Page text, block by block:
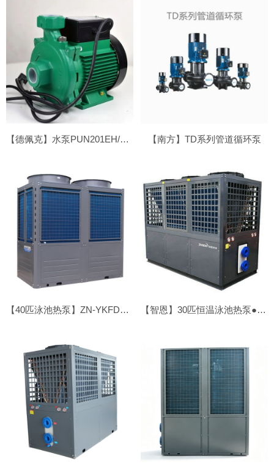
【德佩克】水泵PUN201EH/PUN202EH 【南方】TD系列管道循环泵
【40匹泳池热泵】ZN-YKFDX-400Ⅱ 【智恩】30匹恒温泳池热泵●顶吹